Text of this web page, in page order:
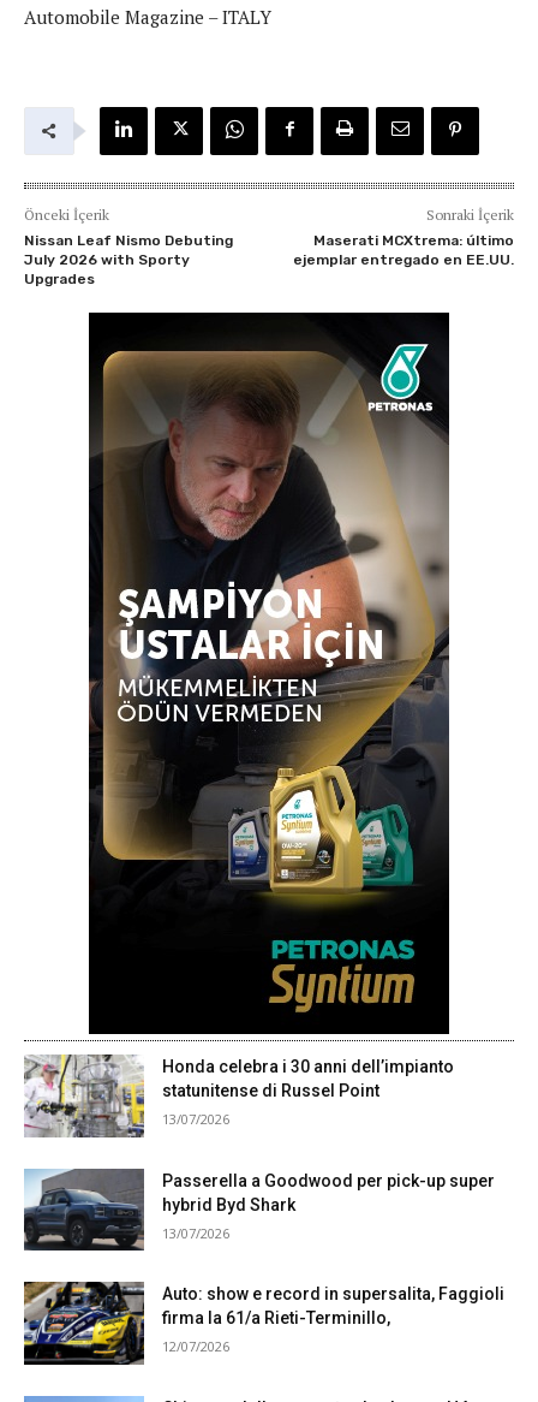
Automobile Magazine – ITALY
Önceki İçerik
Nissan Leaf Nismo Debuting
July 2026 with Sporty
Upgrades
Sonraki İçerik
Maserati MCXtrema: último
ejemplar entregado en EE.UU.
Honda celebra i 30 anni dell’impianto
statunitense di Russel Point
13/07/2026
Passerella a Goodwood per pick-up super
hybrid Byd Shark
13/07/2026
Auto: show e record in supersalita, Faggioli
firma la 61/a Rieti-Terminillo,
12/07/2026